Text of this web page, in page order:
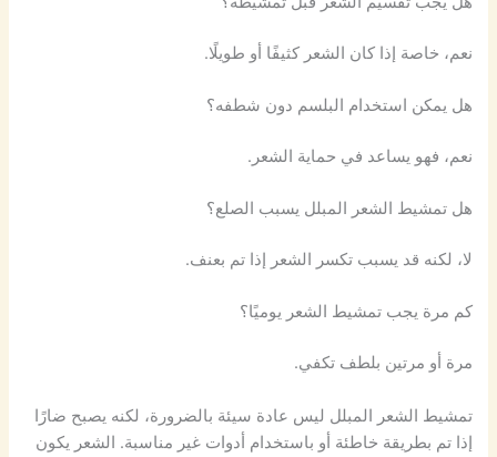
نعم، خاصة إذا كان الشعر كثيفًا أو طويلًا.
هل يمكن استخدام البلسم دون شطفه؟
نعم، فهو يساعد في حماية الشعر.
هل تمشيط الشعر المبلل يسبب الصلع؟
لا، لكنه قد يسبب تكسر الشعر إذا تم بعنف.
كم مرة يجب تمشيط الشعر يوميًا؟
مرة أو مرتين بلطف تكفي.
تمشيط الشعر المبلل ليس عادة سيئة بالضرورة، لكنه يصبح ضارًا
إذا تم بطريقة خاطئة أو باستخدام أدوات غير مناسبة. الشعر يكون